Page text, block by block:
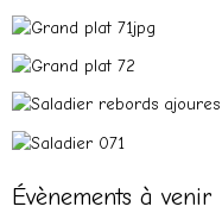
Évènements à venir